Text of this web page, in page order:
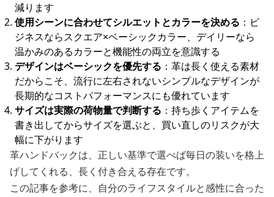
減ります
使用シーンに合わせてシルエットとカラーを決める ：ビ
ジネスならスクエア×ベーシックカラー、デイリーなら
温かみのあるカラーと機能性の両立を意識する
デザインはベーシックを優先する ：革は長く使える素材
だからこそ、流行に左右されないシンプルなデザインが
長期的なコストパフォーマンスにも優れています
サイズは実際の荷物量で判断する ：持ち歩くアイテムを
書き出してからサイズを選ぶと、買い直しのリスクが大
幅に下がります
革ハンドバックは、正しい基準で選べば毎日の装いを格上
げしてくれる、長く付き合える存在です。
この記事を参考に、自分のライフスタイルと感性に合った